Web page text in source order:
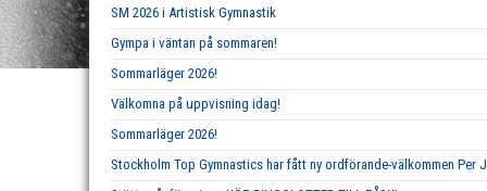
SM 2026 i Artistisk Gymnastik
Gympa i väntan på sommaren!
Sommarläger 2026!
Välkomna på uppvisning idag!
Sommarläger 2026!
Stockholm Top Gymnastics har fått ny ordförande-välkommen Per